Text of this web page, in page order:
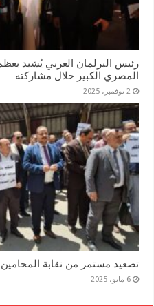
رئيس البرلمان العربي يُشيد
المصري الكبير خلال مشاركته
2 نوفمبر، 2025
تصعيد مستمر من نقابة
6 مايو، 2025